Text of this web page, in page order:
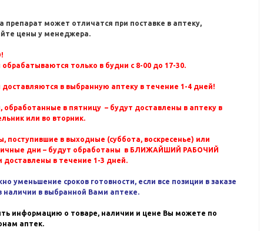
препарат может отличатся при поставке в аптеку,
цены у менеджера.
обрабатываются только в будни с 8-00 до 17-30.
доставляются в выбранную аптеку в течение 1-4 дней!
обработанные в пятницу – будут доставлены в аптеку в
или во вторник.
поступившие в выходные (суббота, воскресенье) или
дни – будут обработаны в БЛИЖАЙШИЙ РАБОЧИЙ
доставлены в течение 1-3 дней.
уменьшение сроков готовности, если все позиции в заказе
наличии в выбранной Вами аптеке.
информацию о товаре, наличии и цене Вы можете по
аптек.